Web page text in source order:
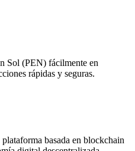
Sol (PEN) fácilmente en
rápidas y seguras.
basada en blockchain